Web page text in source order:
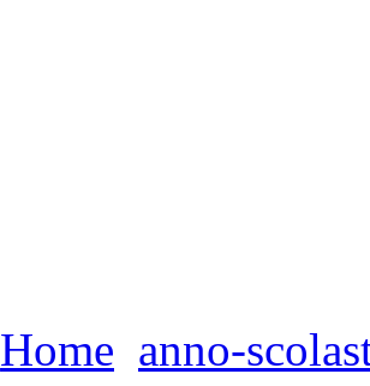
Home anno-